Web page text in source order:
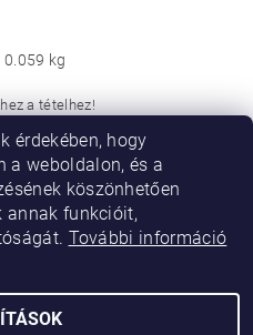
0.059 kg
a tételhez!
érdekében, hogy
a weboldalon, és a
köszönhetően
annak funkcióit,
További információ